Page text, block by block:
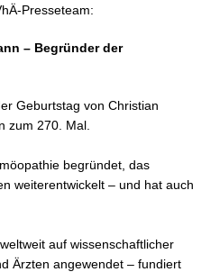
Presseteam:
– Begründer der
Geburtstag von Christian
zum 270. Mal.
begründet, das
weiterentwickelt – und hat auch
auf wissenschaftlicher
Ärzten angewendet – fundiert